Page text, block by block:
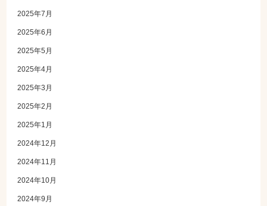
2025年7月
2025年6月
2025年5月
2025年4月
2025年3月
2025年2月
2025年1月
2024年12月
2024年11月
2024年10月
2024年9月